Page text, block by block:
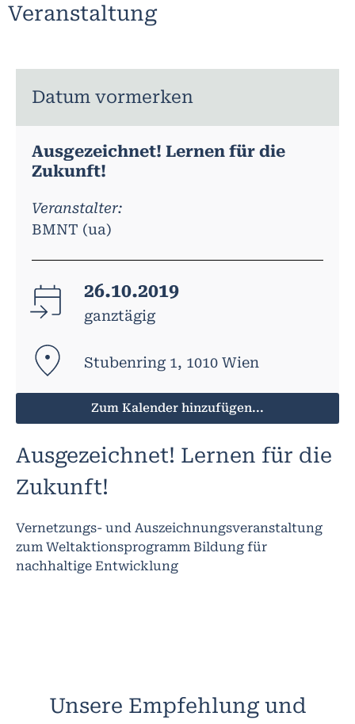
Veranstaltung
Datum vormerken
Ausgezeichnet! Lernen für die
Zukunft!
Veranstalter:
BMNT (ua)
26.10.2019
ganztägig
Stubenring 1, 1010 Wien
Zum Kalender hinzufügen...
Ausgezeichnet! Lernen für die
Zukunft!
Vernetzungs- und Auszeichnungsveranstaltung
zum Weltaktionsprogramm Bildung für
nachhaltige Entwicklung
Unsere Empfehlung und